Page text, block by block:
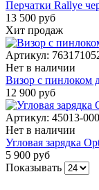
Перчатки Rallye
13 500 руб
Хит продаж
Артикул:
Нет в наличии
Визор с пинлоком
12 900 руб
Артикул: 45013-000
Нет в наличии
Угловая зарядка
5 900 руб
Показывать